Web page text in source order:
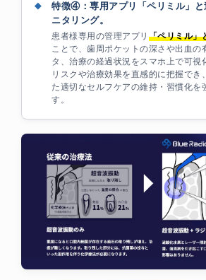
◆
特徴④：専用アプリ「ペリミル」と
ニタリング。
患者様専用の管理アプリ 「ペリミル」
ことで、歯周ポケットの深さや出血の
タ、治療の経過状況をスマホ上で可視
リスクや治療効果を直感的に把握でき
た適切なセルフケアの維持・習慣化を
す。